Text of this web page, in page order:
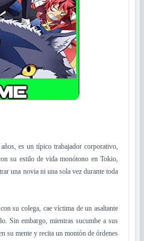
es un típico trabajador corporativo,
su estilo de vida monótono en Tokio,
una novia ni una sola vez durante toda
su colega, cae víctima de un asaltante
Sin embargo, mientras sucumbe a sus
su mente y recita un montón de órdenes